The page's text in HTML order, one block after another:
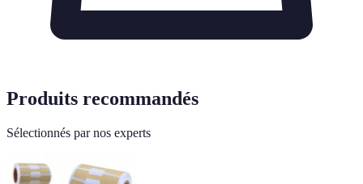
Produits recommandés
Sélectionnés par nos experts